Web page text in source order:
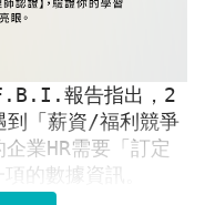
報告指出，2
到「薪資/福利競爭
業HR需要「訂定
的數據資訊。